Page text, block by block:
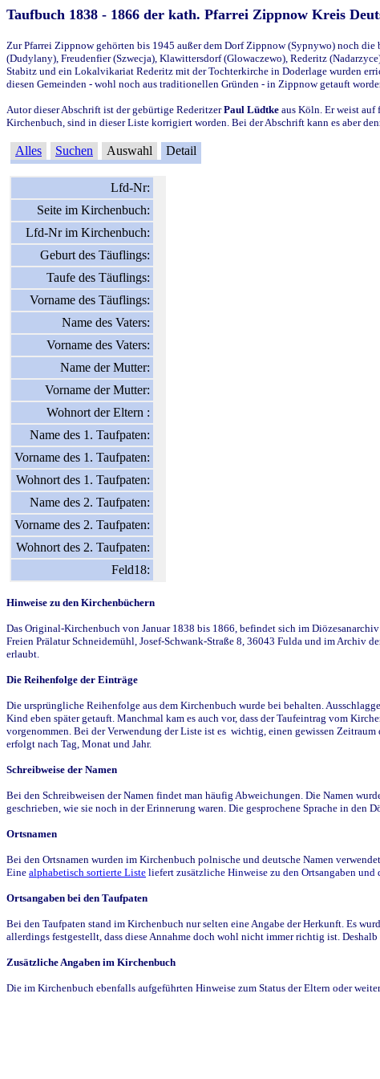
Taufbuch 1838 - 1866 der kath. Pfarrei Zippnow Kreis
Zur Pfarrei Zippnow gehörten bis 1945 außer dem Dorf Zippnow (Sypnywo) noch
(Dudylany), Freudenfier (Szwecja), Klawittersdorf (Glowaczewo), Rederitz
Stabitz und ein Lokalvikariat Rederitz mit der Tochterkirche in Doderlage wurden
diesen Gemeinden - wohl noch aus traditionellen Gründen - in Zippnow getauft
Autor dieser Abschrift ist der gebürtige RederitzerPaul Lüdtke aus Köln. Er weist
Kirchenbuch, sind in dieser Liste korrigiert worden. Bei der Abschrift kann es aber
Alles Suchen Auswahl Detail
Lfd-Nr:
Seite im Kirchenbuch:
Lfd-Nr im Kirchenbuch:
Geburt des Täuflings:
Taufe des Täuflings:
Vorname des Täuflings:
Name des Vaters:
Vorname des Vaters:
Name der Mutter:
Vorname der Mutter:
Wohnort der Eltern :
Name des 1. Taufpaten:
Vorname des 1. Taufpaten:
Wohnort des 1. Taufpaten:
Name des 2. Taufpaten:
Vorname des 2. Taufpaten:
Wohnort des 2. Taufpaten:
Feld18:
Hinweise zu den Kirchenbüchern
Das Original-Kirchenbuch von Januar 1838 bis 1866, befindet sich im
Freien Prälatur Schneidemühl, Josef-Schwank-Straße 8, 36043 Fulda und im Archiv
erlaubt.
Die Reihenfolge der Einträge
Die ursprüngliche Reihenfolge aus dem Kirchenbuch wurde bei behalten.
Kind eben später getauft. Manchmal kam es auch vor, dass der Taufeintrag vom
vorgenommen. Bei der Verwendung der Liste ist es wichtig, einen gewissen
erfolgt nach Tag, Monat und Jahr.
Schreibweise der Namen
Bei den Schreibweisen der Namen findet man häufig Abweichungen. Die Namen
geschrieben, wie sie noch in der Erinnerung waren. Die gesprochene Sprache in
Ortsnamen
Bei den Ortsnamen wurden im Kirchenbuch polnische und deutsche Namen
Eine alphabetisch sortierte Liste liefert zusätzliche Hinweise zu den Ortsangaben
Ortsangaben bei den Taufpaten
Bei den Taufpaten stand im Kirchenbuch nur selten eine Angabe der Herkunft. Es
allerdings festgestellt, dass diese Annahme doch wohl nicht immer richtig ist.
Zusätzliche Angaben im Kirchenbuch
Die im Kirchenbuch ebenfalls aufgeführten Hinweise zum Status der Eltern oder